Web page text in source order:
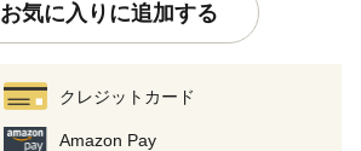
お気に入りに追加する
クレジットカード
Amazon Pay